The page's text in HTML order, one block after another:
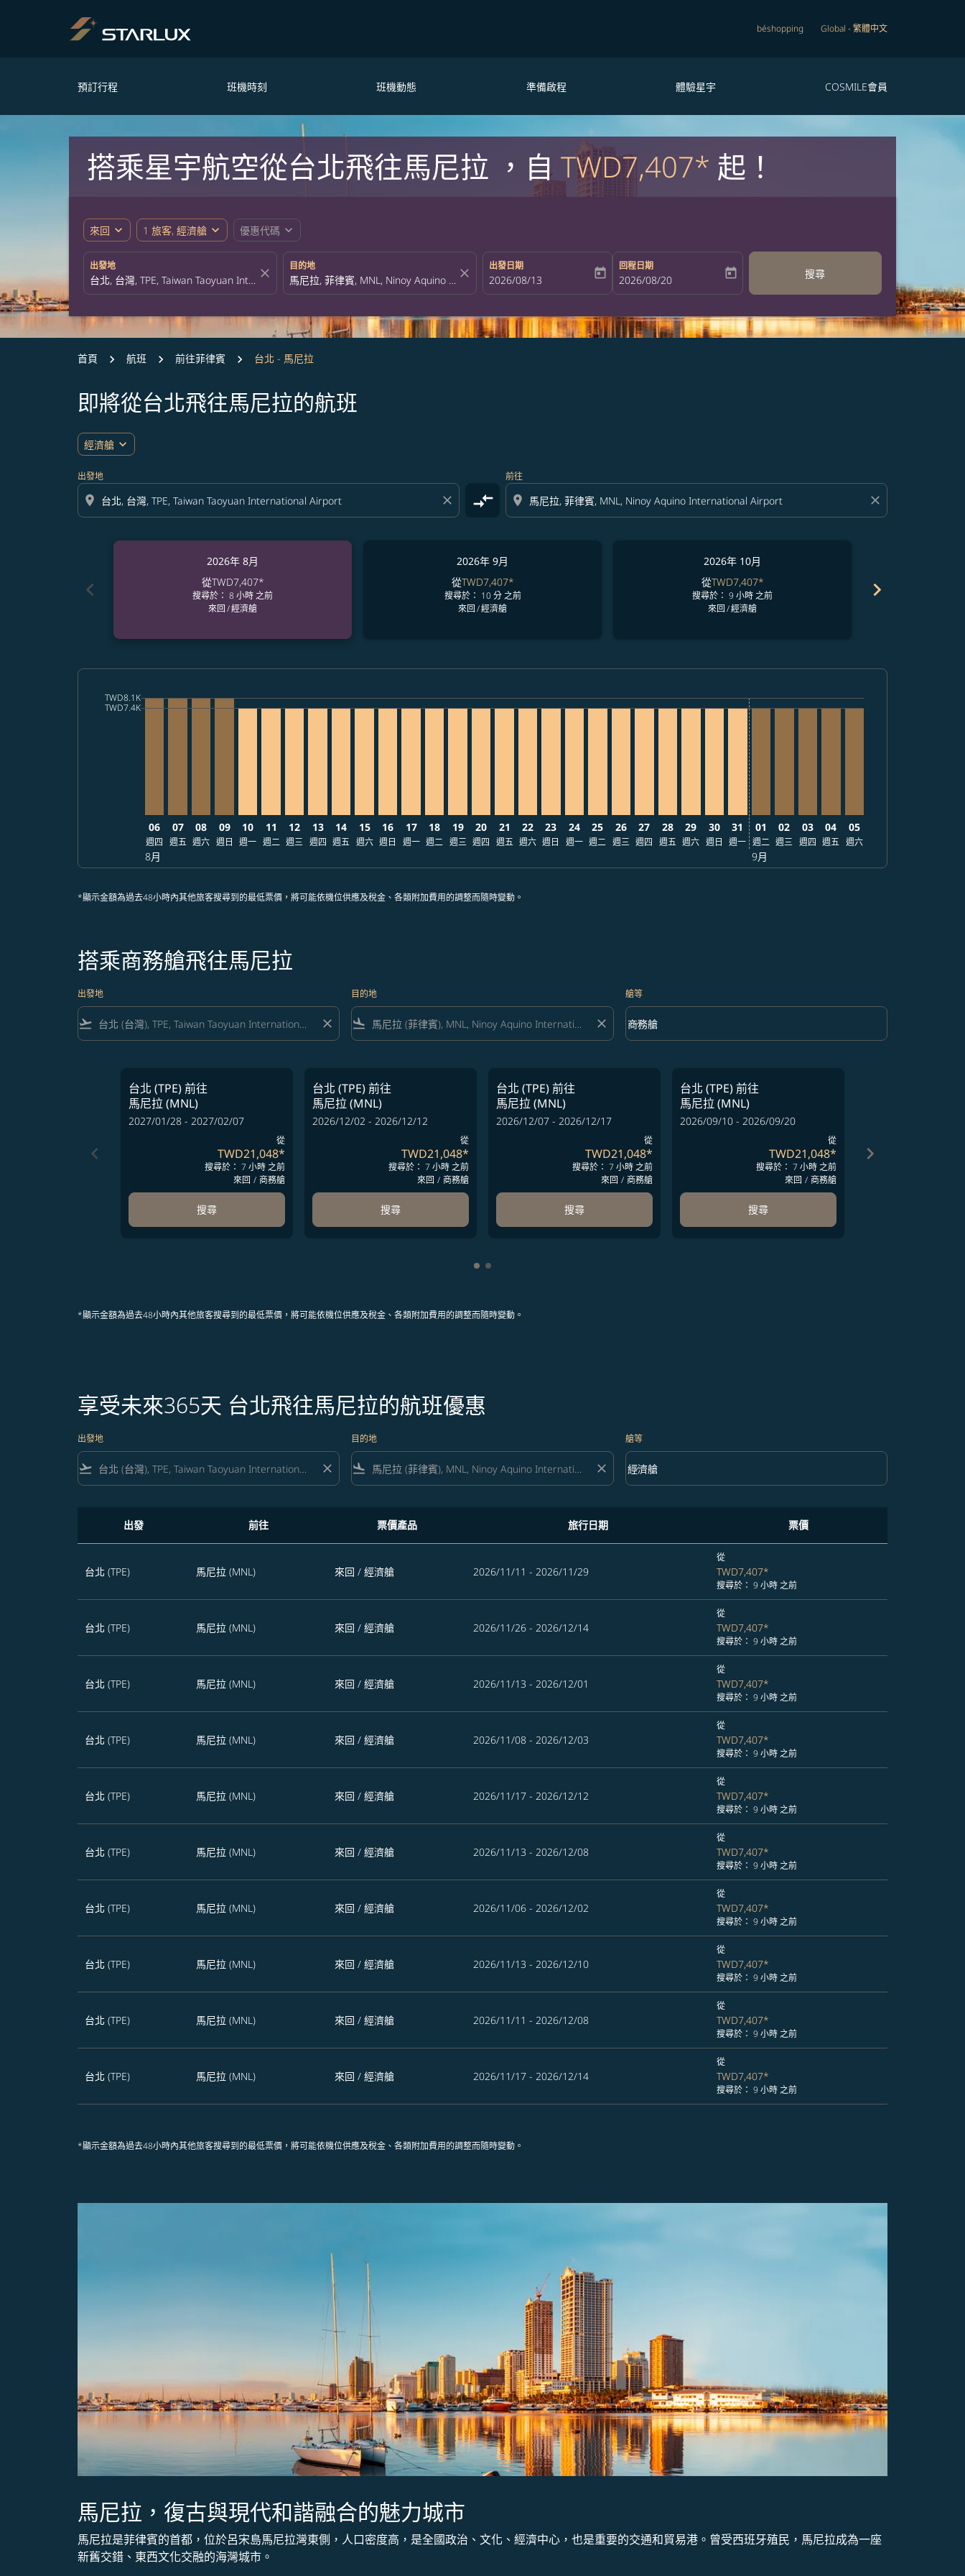
béshopping Global -繁體中文
預訂行程 班機時刻 班機動態 準備啟程 體驗星宇 COSMILE會員
搭乘星宇航空從台北飛往馬尼拉 ，自 TWD7,407* 起！
來回 expand_more 1 旅客, 經濟艙 expand_more 優惠代碼 expand_more
出發地
close
目的地
close
出發日期
fc-booking-departure-date-aria-label
2026/08/13 today
回程日期
fc-booking-return-date-aria-label
2026/08/20 today 搜尋
首頁 航班 前往菲律賓 台北 - 馬尼拉
即將從台北飛往馬尼拉的航班
經濟艙 expand_more
出發地
location_on close compare_arrows
前往
location_on close
chevron_left
2026年 8月
從TWD7,407*
搜尋於： 8 小時 之前
來回/經濟艙
2026年 9月
從TWD7,407*
搜尋於： 10 分 之前
來回/經濟艙
2026年 10月
從TWD7,407*
搜尋於： 9 小時 之前
來回/經濟艙
chevron_right
TWD7.4Kcmp-daily-histogram-bars-legend-min-price-aria-label TWD7.4K
TWD8.1Kcmp-daily-histogram-bars-legend-max-price-aria-label TWD8.1K
Displaying fares for 八月-2026
TPE–MNL, 2026/08/06 – 2026/08/26: 從 TWD8,083
06
週四
8月
TPE–MNL, 2026/08/07 – 2026/08/28: 從 TWD8,082
07
週五
TPE–MNL, 2026/08/08 – 2026/09/03: 從 TWD8,082
08
週六
TPE–MNL, 2026/08/09 – 2026/09/01: 從 TWD8,082
09
週日
TPE–MNL, 2026/08/10 – 2026/09/04: 從 TWD7,407
10
週一
TPE–MNL, 2026/08/11 – 2026/09/05: 從 TWD7,407
11
週二
TPE–MNL, 2026/08/12 – 2026/09/06: 從 TWD7,407
12
週三
TPE–MNL, 2026/08/13 – 2026/09/02: 從 TWD7,407
13
週四
TPE–MNL, 2026/08/14 – 2026/09/13: 從 TWD7,407
14
週五
TPE–MNL, 2026/08/15 – 2026/09/11: 從 TWD7,407
15
週六
TPE–MNL, 2026/08/16 – 2026/09/05: 從 TWD7,407
16
週日
TPE–MNL, 2026/08/17 – 2026/09/16: 從 TWD7,407
17
週一
TPE–MNL, 2026/08/18 – 2026/09/06: 從 TWD7,407
18
週二
TPE–MNL, 2026/08/19 – 2026/09/04: 從 TWD7,407
19
週三
TPE–MNL, 2026/08/20 – 2026/09/14: 從 TWD7,407
20
週四
TPE–MNL, 2026/08/21 – 2026/09/15: 從 TWD7,407
21
週五
TPE–MNL, 2026/08/22 – 2026/09/21: 從 TWD7,407
22
週六
TPE–MNL, 2026/08/23 – 2026/09/09: 從 TWD7,407
23
週日
TPE–MNL, 2026/08/24 – 2026/09/19: 從 TWD7,407
24
週一
TPE–MNL, 2026/08/25 – 2026/09/12: 從 TWD7,407
25
週二
TPE–MNL, 2026/08/26 – 2026/09/24: 從 TWD7,407
26
週三
TPE–MNL, 2026/08/27 – 2026/09/22: 從 TWD7,407
27
週四
TPE–MNL, 2026/08/28 – 2026/09/26: 從 TWD7,407
28
週五
TPE–MNL, 2026/08/29 – 2026/09/16: 從 TWD7,407
29
週六
TPE–MNL, 2026/08/30 – 2026/09/25: 從
30
週日
TPE–MNL, 2026/08/31 – 2026/09/29: 從
31
週一
TPE–MNL, 2026/09/01 – 2026/09/19: 從
01
週二
9月
TPE–MNL, 2026/09/02 – 2026/09/
02
週三
TPE–MNL, 2026/09/03 – 2026/
03
週四
TPE–MNL, 2026/09/04 –
04
週五
TPE–MNL, 2026/09/
05
週六
*顯示金額為過去48小時內其他旅客搜尋到的最低票價，將可能依機位供應及稅金、各類附加費用的調整而隨時變動。
搭乘商務艙飛往馬尼拉
出發地
flight_takeoff close
目的地
flight_land close
艙等
艙等 option 商務艙 Selected
商務艙
keyboard_arrow_down
keyboard_arrow_left
台北 (TPE)前往
馬尼拉 (MNL)
2027/01/28 - 2027/02/07
從
TWD21,048*
搜尋於： 7 小時 之前
來回 / 商務艙
搜尋
台北 (TPE)前往
馬尼拉 (MNL)
2026/12/02 - 2026/12/12
從
TWD21,048*
搜尋於： 7 小時 之前
來回 / 商務艙
搜尋
台北 (TPE)前往
馬尼拉 (MNL)
2026/12/07 - 2026/12/17
從
TWD21,048*
搜尋於： 7 小時 之前
來回 / 商務艙
搜尋
台北 (TPE)前往
馬尼拉 (MNL)
2026/09/10 - 2026/09/20
從
TWD21,048*
搜尋於： 7 小時 之前
來回 / 商務艙
搜尋
keyboard_arrow_right
顯示 cmp-pagination-showing-cards 1 to 4
顯示 cmp-pagination-showing-cards 5 to 6
*顯示金額為過去48小時內其他旅客搜尋到的最低票價，將可能依機位供應及稅金、各類附加費用的調整而隨時變動。
享受未來365天 台北飛往馬尼拉的航班優惠
出發地
flight_takeoff close
目的地
flight_land close
艙等
艙等 option 經濟艙 Selected
經濟艙
keyboard_arrow_down
出發 前往 票價產品 旅行日期 票價
台北 (TPE) 馬尼拉 (MNL) 來回 / 經濟艙 2026/11/11 - 2026/11/29
從
TWD7,407*
搜尋於： 9 小時 之前
台北 (TPE) 馬尼拉 (MNL) 來回 / 經濟艙 2026/11/26 - 2026/12/14
從
TWD7,407*
搜尋於： 9 小時 之前
台北 (TPE) 馬尼拉 (MNL) 來回 / 經濟艙 2026/11/13 - 2026/12/01
從
TWD7,407*
搜尋於： 9 小時 之前
台北 (TPE) 馬尼拉 (MNL) 來回 / 經濟艙 2026/11/08 - 2026/12/03
從
TWD7,407*
搜尋於： 9 小時 之前
台北 (TPE) 馬尼拉 (MNL) 來回 / 經濟艙 2026/11/17 - 2026/12/12
從
TWD7,407*
搜尋於： 9 小時 之前
台北 (TPE) 馬尼拉 (MNL) 來回 / 經濟艙 2026/11/13 - 2026/12/08
從
TWD7,407*
搜尋於： 9 小時 之前
台北 (TPE) 馬尼拉 (MNL) 來回 / 經濟艙 2026/11/06 - 2026/12/02
從
TWD7,407*
搜尋於： 9 小時 之前
台北 (TPE) 馬尼拉 (MNL) 來回 / 經濟艙 2026/11/13 - 2026/12/10
從
TWD7,407*
搜尋於： 9 小時 之前
台北 (TPE) 馬尼拉 (MNL) 來回 / 經濟艙 2026/11/11 - 2026/12/08
從
TWD7,407*
搜尋於： 9 小時 之前
台北 (TPE) 馬尼拉 (MNL) 來回 / 經濟艙 2026/11/17 - 2026/12/14
從
TWD7,407*
搜尋於： 9 小時 之前
*顯示金額為過去48小時內其他旅客搜尋到的最低票價，將可能依機位供應及稅金、各類附加費用的調整而隨時變動。
馬尼拉，復古與現代和諧融合的魅力城市
馬尼拉是菲律賓的首都，位於呂宋島馬尼拉灣東側，人口密度高，是全國政治、文化、經濟中心，也是重要的交通和貿易港。曾受西班牙殖民，馬尼拉成為一座
新舊交錯、東西文化交融的海灣城市。